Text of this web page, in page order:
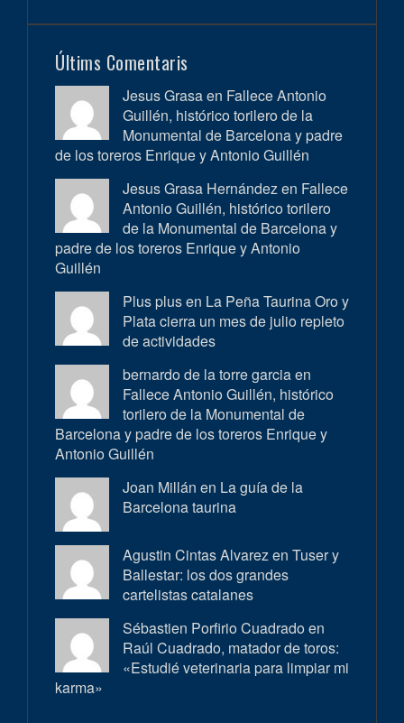
Últims Comentaris
Jesus Grasa en Fallece Antonio
Guillén, histórico torilero de la
Monumental de Barcelona y padre
de los toreros Enrique y Antonio Guillén
Jesus Grasa Hernández en Fallece
Antonio Guillén, histórico torilero
de la Monumental de Barcelona y
padre de los toreros Enrique y Antonio
Guillén
Plus plus en La Peña Taurina Oro y
Plata cierra un mes de julio repleto
de actividades
bernardo de la torre garcia en
Fallece Antonio Guillén, histórico
torilero de la Monumental de
Barcelona y padre de los toreros Enrique y
Antonio Guillén
Joan Millán en La guía de la
Barcelona taurina
Agustin Cintas Alvarez en Tuser y
Ballestar: los dos grandes
cartelistas catalanes
Sébastien Porfirio Cuadrado en
Raúl Cuadrado, matador de toros:
«Estudié veterinaria para limpiar mi
karma»